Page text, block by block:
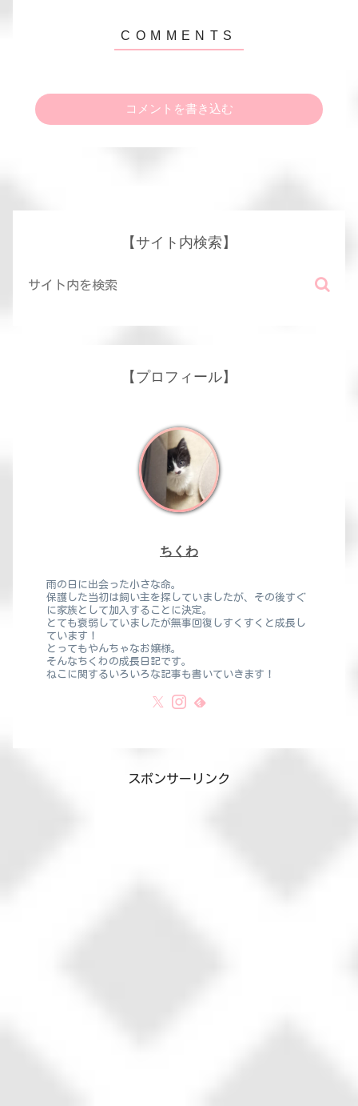
コメントを書き込む
【サイト内検索】
【プロフィール】
ちくわ
雨の日に出会った小さな命。
保護した当初は飼い主を探していましたが、その後すぐ
に家族として加入することに決定。
とても衰弱していましたが無事回復しすくすくと成長し
ています！
とってもやんちゃなお嬢様。
そんなちくわの成長日記です。
ねこに関するいろいろな記事も書いていきます！
スポンサーリンク